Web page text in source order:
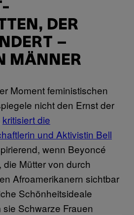
DER
–
MÄNNER
Moment feministischen
nicht den Ernst der
kritisiert die
und Aktivistin Bell
wenn Beyoncé
die Mütter von durch
Afroamerikanern sichtbar
Schönheitsideale
Schwarze Frauen